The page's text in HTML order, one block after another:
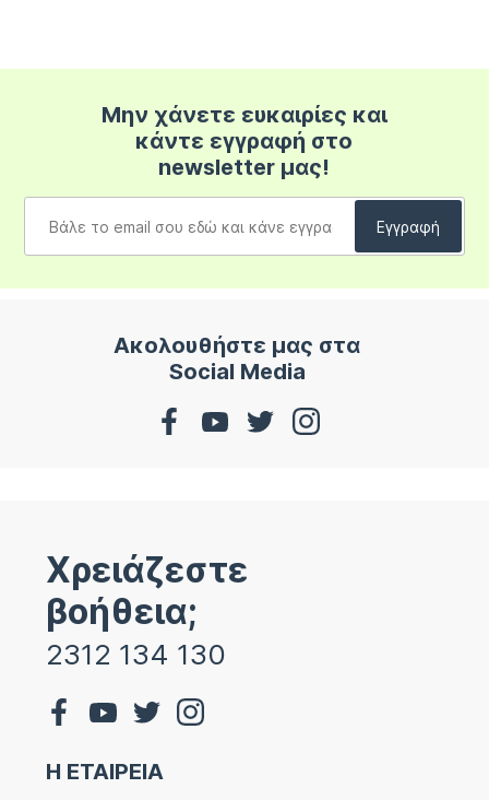
Μην χάνετε ευκαιρίες και
κάντε εγγραφή στο
newsletter μας!
Ακολουθήστε μας στα
Social Media
Χρειάζεστε
βοήθεια;
2312 134 130
Η ΕΤΑΙΡΕΙΑ